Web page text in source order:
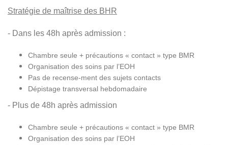
Stratégie de maîtrise des BHR
- Dans les 48h après admission :
Chambre seule + précautions « contact » type BMR
Organisation des soins par l’EOH
Pas de recense-ment des sujets contacts
Dépistage transversal hebdomadaire
- Plus de 48h après admission
Chambre seule + précautions « contact » type BMR
Organisation des soins par l’EOH